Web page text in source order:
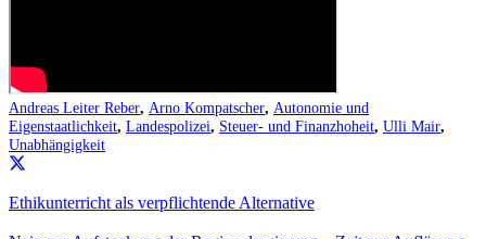
Andreas Leiter Reber, Arno Kompatscher, Autonomie und
Eigenstaatlichkeit, Landespolizei, Steuer- und Finanzhoheit, Ulli Mair,
Unabhängigkeit
Ethikunterricht als verpflichtende Alternative